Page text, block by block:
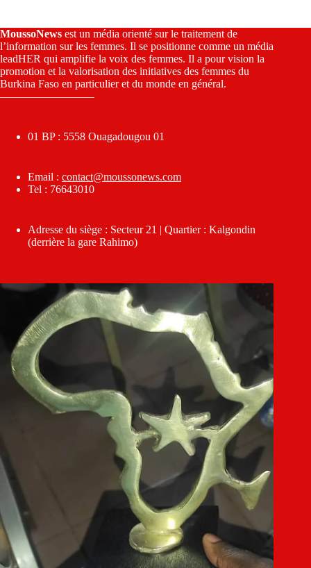
MoussoNews est un média orienté sur le traitement de
l’information sur les femmes. Il se positionne comme un média
leadHER qui amplifie la voix des femmes. Il a pour vision la
promotion et la valorisation des initiatives des femmes du
Burkina Faso en particulier et du monde en général.
————————–
01 BP : 5558 Ouagadougou 01
Email : contact@moussonews.com
Tel : 76643010
Adresse du siège : Secteur 21 | Quartier : Kalgondin
(derrière la gare Rahimo)